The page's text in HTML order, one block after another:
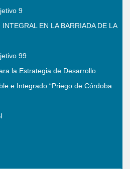
9
EN LA BARRIADA DE LA
99
la Estrategia de Desarrollo
e Integrado “Priego de Córdoba